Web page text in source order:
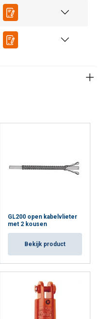
GL200 open kabelvlieter
met 2 kousen
Bekijk product